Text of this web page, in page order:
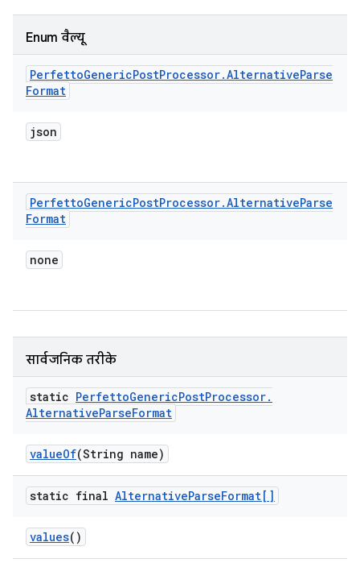
Enum वैल्यू
PerfettoGenericPostProcessor.AlternativeParse
Format
json
PerfettoGenericPostProcessor.AlternativeParse
Format
none
सार्वजनिक तरीके
static PerfettoGenericPostProcessor.
AlternativeParseFormat
valueOf(String name)
static final AlternativeParseFormat[]
values()